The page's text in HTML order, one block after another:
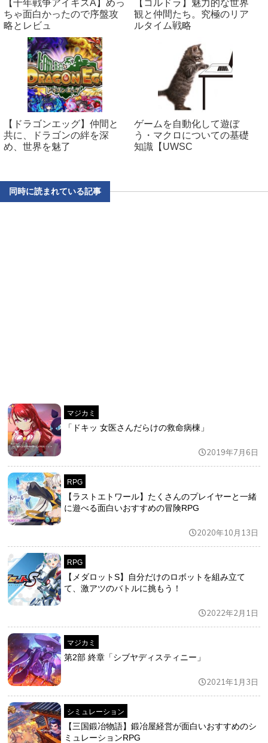
【千年戦争アイギスA】めっ
ちゃ面白かったので序盤攻
略とレビュ
【コルドラ】魅力的な世界
観と仲間たち。究極のリア
ルタイム戦略
【ドラゴンエッグ】仲間と
共に、ドラゴンの絆を深
め、世界を魅了
ゲームを自動化して遊ぼ
う・マクロについての基礎
知識【UWSC
同時に読まれている記事
マジカミ
「ドキッ 女医さんだらけの救命病棟」
2019年7月6日
RPG
【ラストエトワール】たくさんのプレイヤーと一緒
に遊べる面白いおすすめの冒険RPG
2020年10月13日
RPG
【メダロットS】自分だけのロボットを組み立て
て、激アツのバトルに挑もう！
2022年2月1日
マジカミ
第2部 終章「シブヤディスティニー」
2021年1月3日
シミュレーション
【三国鍛冶物語】鍛冶屋経営が面白いおすすめのシ
ミュレーションRPG